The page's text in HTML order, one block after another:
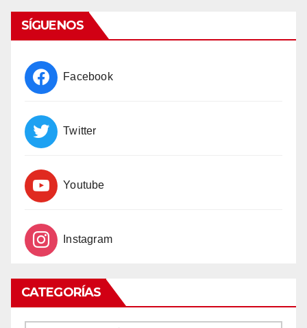
SÍGUENOS
Facebook
Twitter
Youtube
Instagram
CATEGORÍAS